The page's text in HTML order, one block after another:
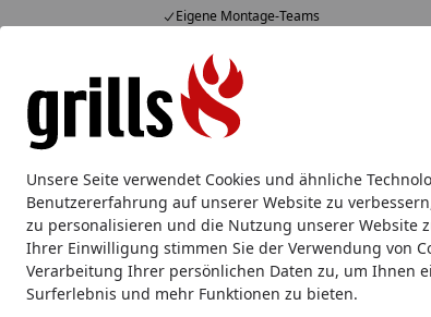
Unsere Seite verwendet Cookies und ähnliche
Benutzererfahrung auf unserer Website zu
zu personalisieren und die Nutzung unserer Website
Ihrer Einwilligung stimmen Sie der Verwendung von
Verarbeitung Ihrer persönlichen Daten zu, um Ihnen
Surferlebnis und mehr Funktionen zu bieten.
Eigene Montage-Teams
Mo-Fr. 8-16 Uhr 15.829 Bewertungen
Alle Produkte
Alle ProdukteMarken
Startseite
Das perfekte Fleisch für ein gelungenes
Das perfekte Fleisch für
Lesezeit: 3 min.